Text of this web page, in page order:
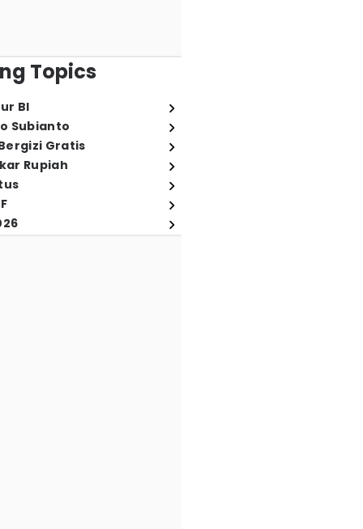
Topics
BI
Subianto
Gratis
Rupiah